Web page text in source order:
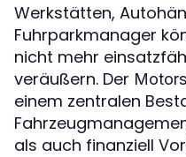
Werkstätten,
Fuhrparkmanager
nicht mehr
veräußern. Der
einem zentralen
als auch finanziell